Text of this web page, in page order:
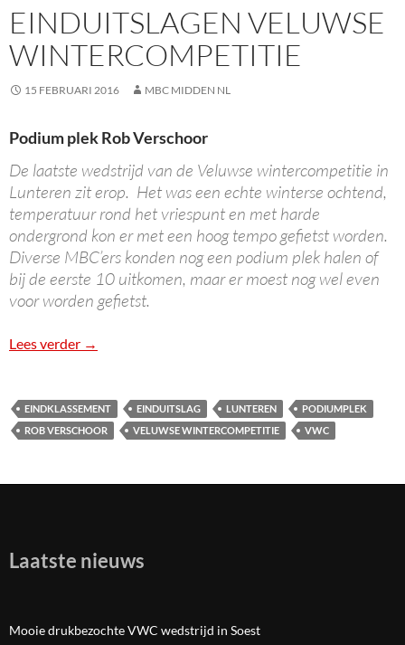
EINDUITSLAGEN VELUWSE
WINTERCOMPETITIE
15 FEBRUARI 2016 MBC MIDDEN NL
Podium plek Rob Verschoor
De laatste wedstrijd van de Veluwse wintercompetitie in
Lunteren zit erop. Het was een echte winterse ochtend,
temperatuur rond het vriespunt en met harde
ondergrond kon er met een hoog tempo gefietst worden.
Diverse MBC’ers konden nog een podium plek halen of
bij de eerste 10 uitkomen, maar er moest nog wel even
voor worden gefietst.
Lees verder Einduitslagen Veluwse wintercompetitie
→
EINDKLASSEMENT EINDUITSLAG LUNTEREN
PODIUMPLEK
ROB VERSCHOOR
VELUWSE WINTERCOMPETITIE VWC
Laatste nieuws
Mooie drukbezochte VWC wedstrijd in Soest